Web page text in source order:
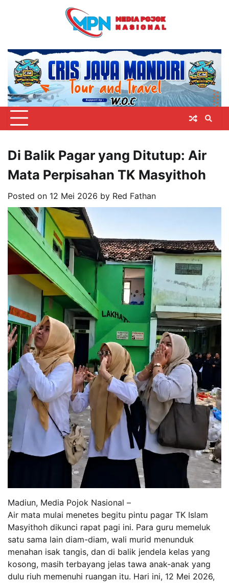
Di Balik Pagar yang Ditutup: Air
Mata Perpisahan TK Masyithoh
Posted on 12 Mei 2026 by Red Fathan
Madiun, Media Pojok Nasional –
Air mata mulai menetes begitu pintu pagar TK Islam
Masyithoh dikunci rapat pagi ini. Para guru memeluk
satu sama lain diam-diam, wali murid menunduk
menahan isak tangis, dan di balik jendela kelas yang
kosong, masih terbayang jelas tawa anak-anak yang
dulu riuh memenuhi ruangan itu. Hari ini, 12 Mei 2026,